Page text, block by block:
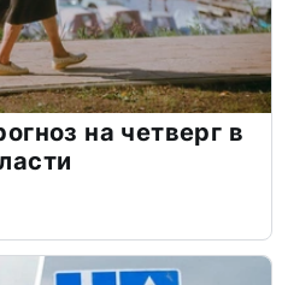
на четверг в